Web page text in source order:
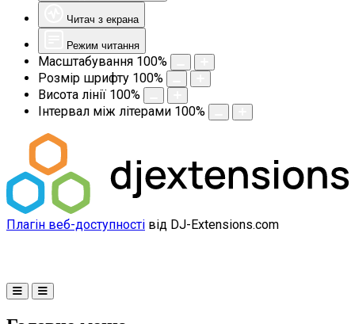
Читач з екрана
Режим читання
Масштабування 100%
Розмір шрифту 100%
Висота лінії 100%
Інтервал між літерами 100%
Плагін веб-доступності від DJ-Extensions.com